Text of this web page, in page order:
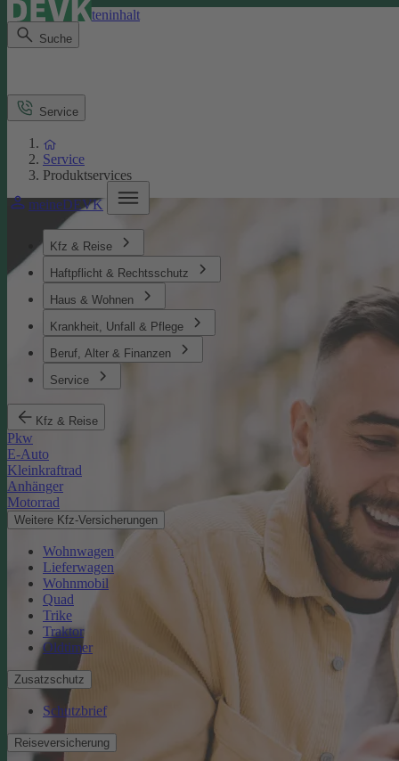
Direkt zum Seiteninhalt
Suche
meineDEVK
Kfz & Reise
Haftpflicht & Rechtsschutz
Haus & Wohnen
Krankheit, Unfall & Pflege
Beruf, Alter & Finanzen
Service
Kfz & Reise
Pkw
E-Auto
Kleinkraftrad
Anhänger
Motorrad
Weitere Kfz-Versicherungen
Wohnwagen
Lieferwagen
Wohnmobil
Quad
Trike
Traktor
Oldtimer
Zusatzschutz
Schutzbrief
Reiseversicherung
Service
Service
Produktservices